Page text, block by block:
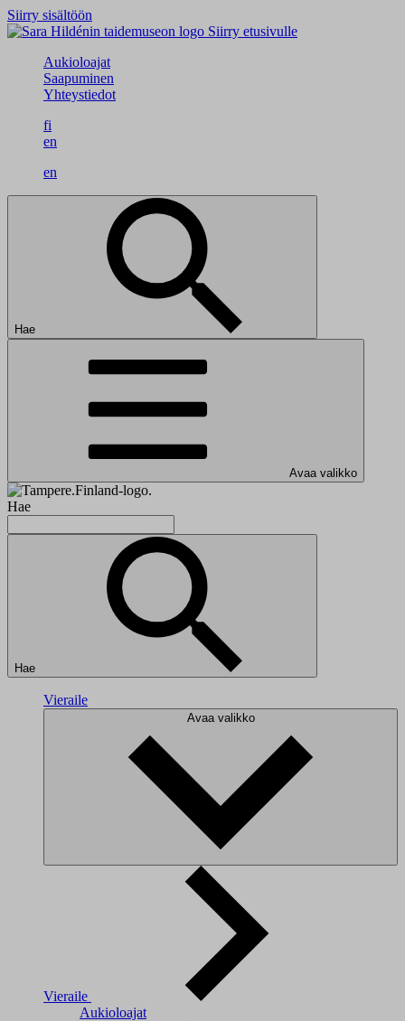
Siirry sisältöön
Siirry etusivulle
Aukioloajat
Saapuminen
Yhteystiedot
fi
en
en
Hae
Avaa valikko
Hae
Hae
Vieraile
Avaa valikko
Vieraile
Aukioloajat